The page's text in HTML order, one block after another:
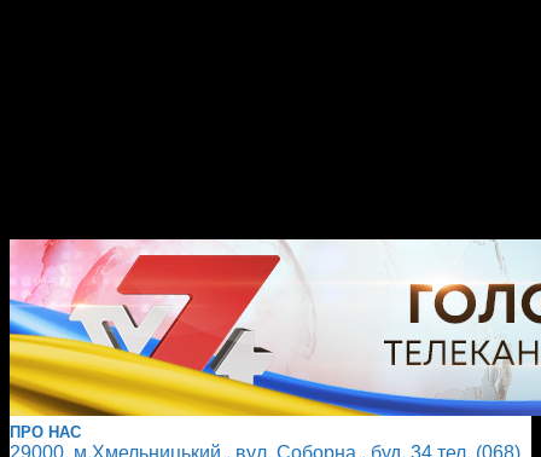
ПРО НАС
29000, м.Хмельницький , вул. Соборна , буд. 34 тел. (068)